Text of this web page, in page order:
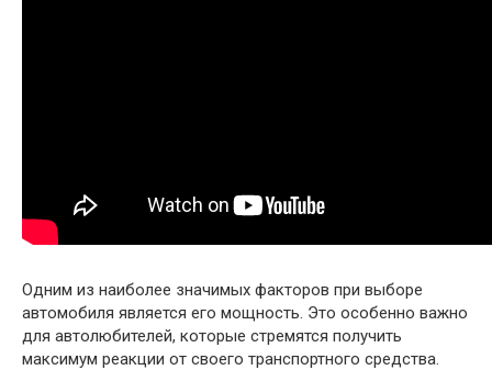
Одним из наиболее значимых факторов при выборе
автомобиля является его мощность. Это особенно важно
для автолюбителей, которые стремятся получить
максимум реакции от своего транспортного средства.